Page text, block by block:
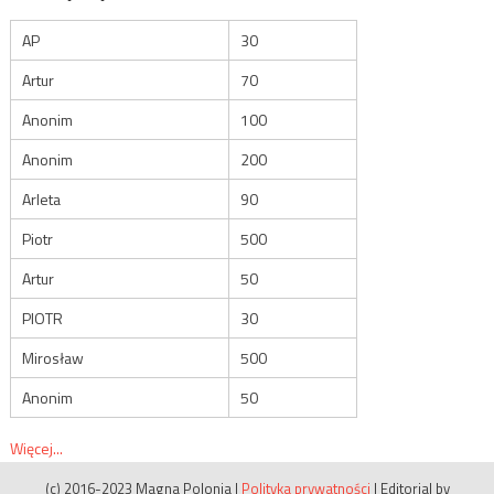
AP
30
Artur
70
Anonim
100
Anonim
200
Arleta
90
Piotr
500
Artur
50
PIOTR
30
Mirosław
500
Anonim
50
Więcej...
(c) 2016-2023 Magna Polonia | Polityka prywatności | Editorial by